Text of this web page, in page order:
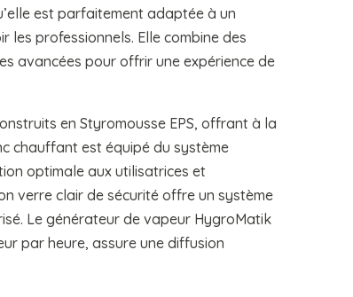
est parfaitement adaptée à un
les professionnels. Elle combine des
avancées pour offrir une expérience de
en Styromousse EPS, offrant à la
chauffant est équipé du système
optimale aux utilisatrices et
verre clair de sécurité offre un système
Le générateur de vapeur HygroMatik
par heure, assure une diffusion